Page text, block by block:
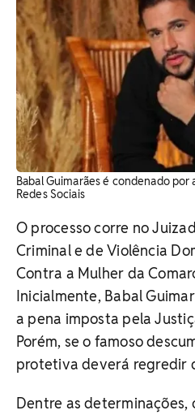
Babal Guimarães é condenado por
Redes Sociais
O processo corre no
Criminal e de Violência
Contra a Mulher da
Inicialmente, Babal
a pena imposta pela
Porém, se o famoso
protetiva deverá regredir
Dentre as determinações,